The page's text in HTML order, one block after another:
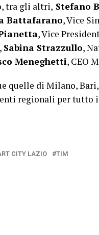
tra gli altri, Stefano
Battafarano, Vice
, Vice
Sabina Strazzullo,
Meneghetti, CEO
quelle di Milano,
regionali per tutto
CITY LAZIO TIM